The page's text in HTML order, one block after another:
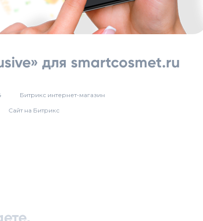
для smartcosmet.ru
Битрикс интернет-магазин
Сайт на Битрикс